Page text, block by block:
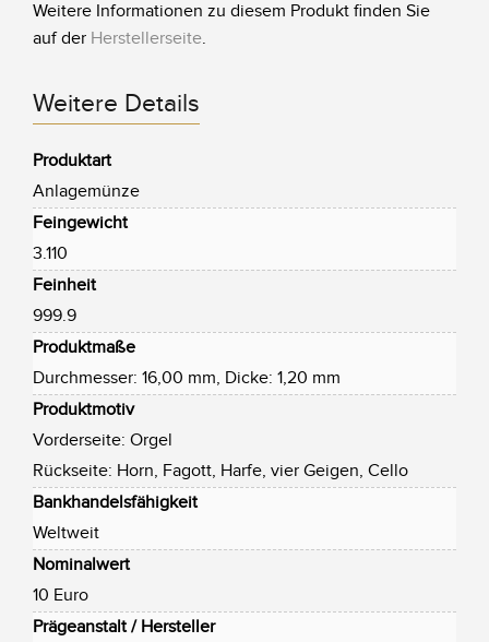
Weitere Informationen zu diesem Produkt finden Sie
auf der Herstellerseite.
Weitere Details
Produktart
Anlagemünze
Feingewicht
3.110
Feinheit
999.9
Produktmaße
Durchmesser: 16,00 mm, Dicke: 1,20 mm
Produktmotiv
Vorderseite: Orgel
Rückseite: Horn, Fagott, Harfe, vier Geigen, Cello
Bankhandelsfähigkeit
Weltweit
Nominalwert
10 Euro
Prägeanstalt / Hersteller